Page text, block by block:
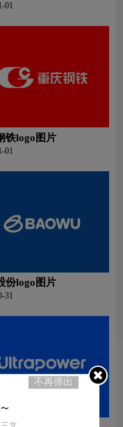
01
铁logo图片
01
份logo图片
31
不再弹出